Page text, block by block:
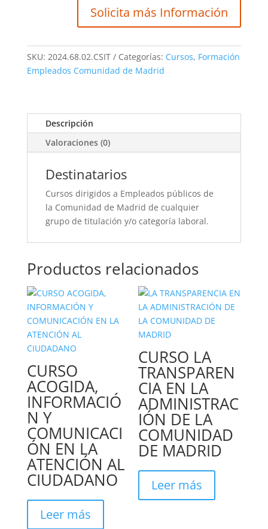
Solicita más Información
SKU: 2024.68.02.CSIT Categorías: Cursos, Formación
Empleados Comunidad de Madrid
Descripción
Valoraciones (0)
Destinatarios
Cursos dirigidos a Empleados públicos de
la Comunidad de Madrid de cualquier
grupo de titulación y/o categoría laboral.
Productos relacionados
CURSO
ACOGIDA,
INFORMACIÓ
N Y
COMUNICACI
ÓN EN LA
ATENCIÓN AL
CIUDADANO
Leer más
CURSO LA
TRANSPAREN
CIA EN LA
ADMINISTRAC
IÓN DE LA
COMUNIDAD
DE MADRID
Leer más